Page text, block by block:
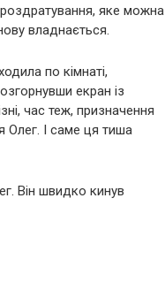
роздратування, яке можна
владнається.
по кімнаті,
екран із
час теж, призначення
Олег. І саме ця тиша
Він швидко кинув